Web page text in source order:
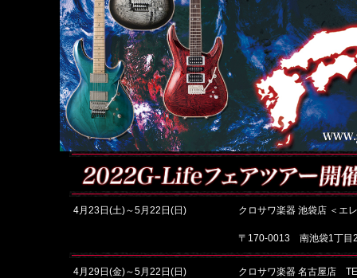
4月23日(土)～5月22日(日) クロサワ楽器 池袋店 ＜
〒170-0013 南池袋1丁目
4月29日(金)～5月22日(日) クロサワ楽器 名古屋店